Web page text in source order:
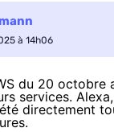
à 14h06
du 20 octobre
services.
directement